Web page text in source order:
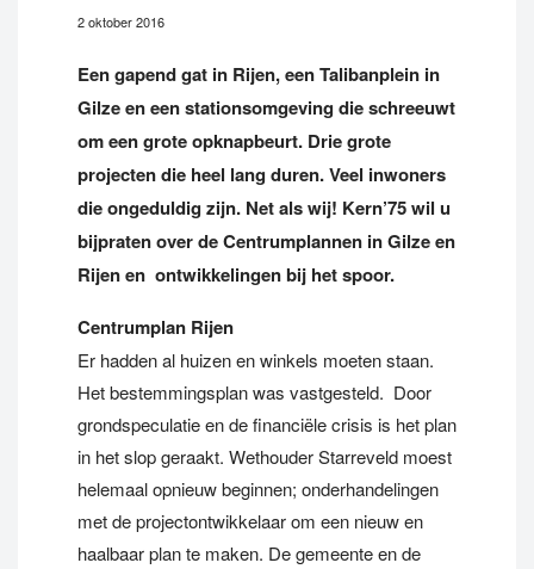
2 oktober 2016
Een gapend gat in Rijen, een Talibanplein in
Gilze en een stationsomgeving die schreeuwt
om een grote opknapbeurt. Drie grote
projecten die heel lang duren. Veel inwoners
die ongeduldig zijn. Net als wij! Kern’75 wil u
bijpraten over de Centrumplannen in Gilze en
Rijen en ontwikkelingen bij het spoor.
Centrumplan Rijen
Er hadden al huizen en winkels moeten staan.
Het bestemmingsplan was vastgesteld. Door
grondspeculatie en de financiële crisis is het plan
in het slop geraakt. Wethouder Starreveld moest
helemaal opnieuw beginnen; onderhandelingen
met de projectontwikkelaar om een nieuw en
haalbaar plan te maken. De gemeente en de